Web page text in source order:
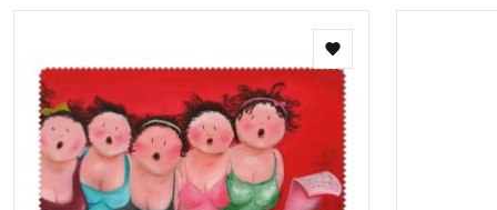
Toevoegen
aan
verlanglijst